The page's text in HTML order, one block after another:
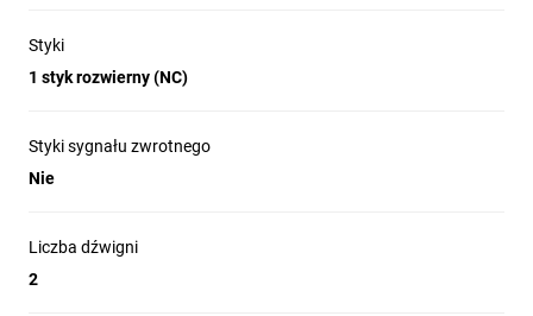
Styki
1 styk rozwierny (NC)
Styki sygnału zwrotnego
Nie
Liczba dźwigni
2